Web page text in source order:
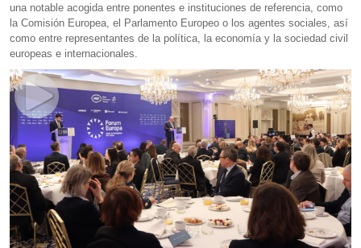
una notable acogida entre ponentes e instituciones de referencia, como
la Comisión Europea, el Parlamento Europeo o los agentes sociales, así
como entre representantes de la política, la economía y la sociedad civil
europeas e internacionales.